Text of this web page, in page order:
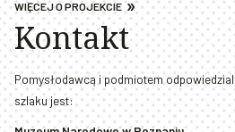
WIĘCEJ O PROJEKCIE
Kontakt
Pomysłodawcą i podmiotem
szlaku jest: